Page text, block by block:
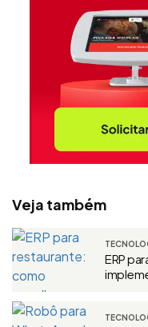
Veja também
ERP